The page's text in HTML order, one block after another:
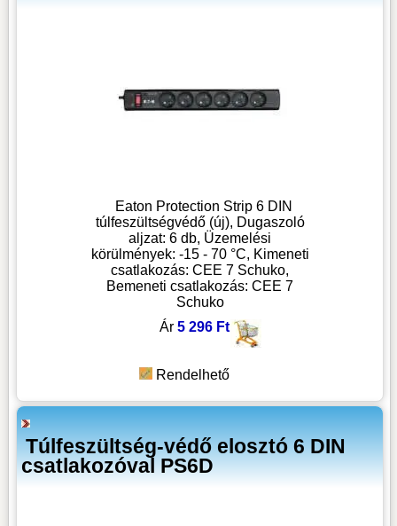
Eaton Protection Strip 6 DIN
túlfeszültségvédő (új), Dugaszoló
aljzat: 6 db, Üzemelési
körülmények: -15 - 70 °C, Kimeneti
csatlakozás: CEE 7 Schuko,
Bemeneti csatlakozás: CEE 7
Schuko
Ár 5 296 Ft
Rendelhető
Túlfeszültség-védő elosztó 6 DIN
csatlakozóval PS6D